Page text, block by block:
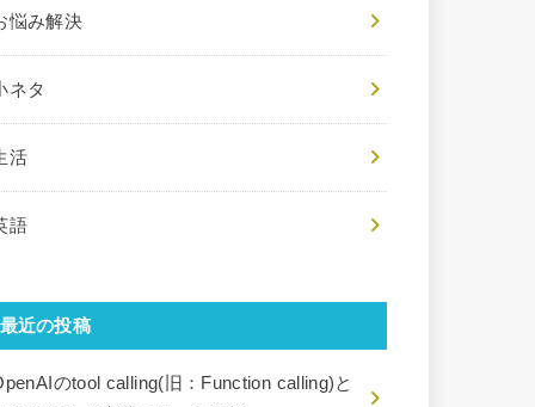
悩み解決
ネタ
活
語
最近の投稿
のtool calling(旧：Function calling)と